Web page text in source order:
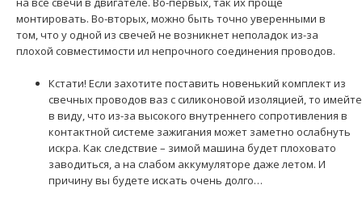
монтировать. Во-вторых, можно быть точно уверенными в
том, что у одной из свечей не возникнет неполадок из-за
плохой совместимости ил непрочного соединения проводов.
Кстати! Если захотите поставить новенький комплект из
свечных проводов ваз с силиконовой изоляцией, то имейте
в виду, что из-за высокого внутреннего сопротивления в
контактной системе зажигания может заметно ослабнуть
искра. Как следствие – зимой машина будет плоховато
заводиться, а на слабом аккумуляторе даже летом. И
причину вы будете искать очень долго…